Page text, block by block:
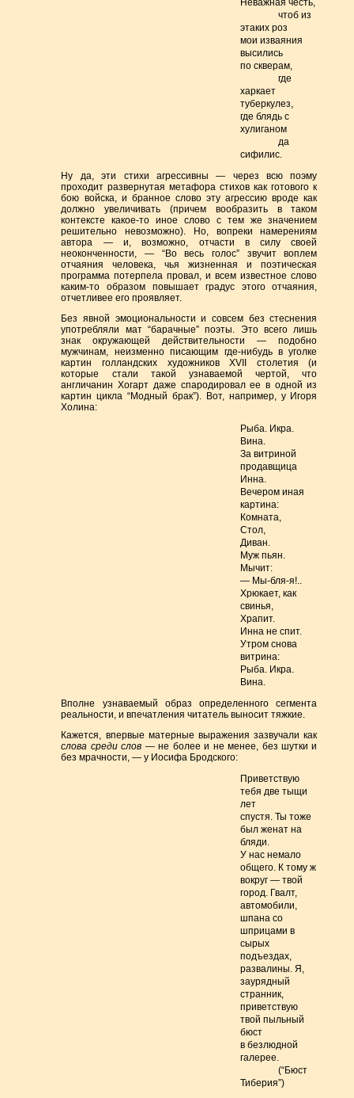
Неважная честь,
чтоб из
этаких роз
мои изваяния
высились
по скверам,
где
харкает
туберкулез,
где блядь с
хулиганом
да
сифилис.
Ну да, эти стихи агрессивны — через всю поэму
проходит развернутая метафора стихов как готового к
бою войска, и бранное слово эту агрессию вроде как
должно увеличивать (причем вообразить в таком
контексте какое-то иное слово с тем же значением
решительно невозможно). Но, вопреки намерениям
автора — и, возможно, отчасти в силу своей
неоконченности, — “Во весь голос” звучит воплем
отчаяния человека, чья жизненная и поэтическая
программа потерпела провал, и всем известное слово
каким-то образом повышает градус этого отчаяния,
отчетливее его проявляет.
Без явной эмоциональности и совсем без стеснения
употребляли мат “барачные” поэты. Это всего лишь
знак окружающей действительности — подобно
мужчинам, неизменно писающим где-нибудь в уголке
картин голландских художников XVII столетия (и
которые стали такой узнаваемой чертой, что
англичанин Хогарт даже спародировал ее в одной из
картин цикла “Модный брак”). Вот, например, у Игоря
Холина:
Рыба. Икра.
Вина.
За витриной
продавщица
Инна.
Вечером иная
картина:
Комната,
Стол,
Диван.
Муж пьян.
Мычит:
— Мы-бля-я!..
Хрюкает, как
свинья,
Храпит.
Инна не спит.
Утром снова
витрина:
Рыба. Икра.
Вина.
Вполне узнаваемый образ определенного сегмента
реальности, и впечатления читатель выносит тяжкие.
Кажется, впервые матерные выражения зазвучали как
слова среди слов — не более и не менее, без шутки и
без мрачности, — у Иосифа Бродского:
Приветствую
тебя две тыщи
лет
спустя. Ты тоже
был женат на
бляди.
У нас немало
общего. К тому ж
вокруг — твой
город. Гвалт,
автомобили,
шпана со
шприцами в
сырых
подъездах,
развалины. Я,
заурядный
странник,
приветствую
твой пыльный
бюст
в безлюдной
галерее.
(“Бюст
Тиберия”)